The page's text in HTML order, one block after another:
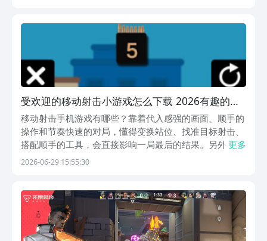
《远...
受欢迎的移动射击小游戏怎么下载 2026有趣的移
动射击手机游戏合辑
移动射击手机游戏有哪些？靠着代入感强的画面、顺手的
操作和节奏快速的对局，懂得变换站位、找准目标射击、
搭配顺手的工具，会直接影响一局最后的结果。另外，九
游是手游福利性价比最强的游戏app，它背靠阿里巴巴灵
更多
2026-06-29 15:55:30